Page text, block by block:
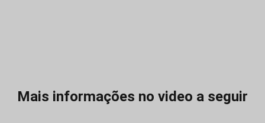
Mais informações no video a seguir